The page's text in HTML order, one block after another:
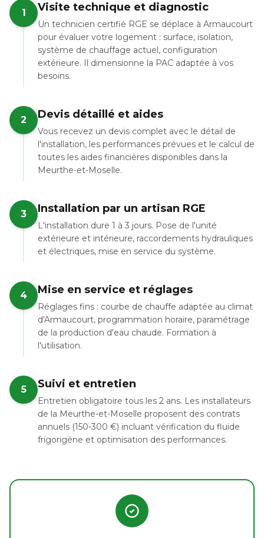
1 Visite technique et diagnostic
Un technicien certifié RGE se déplace à Armaucourt
pour évaluer votre logement : surface, isolation,
système de chauffage actuel, configuration
extérieure. Il dimensionne la PAC adaptée à vos
besoins.
2 Devis détaillé et aides
Vous recevez un devis complet avec le détail de
l'installation, les performances prévues et le calcul de
toutes les aides financières disponibles dans la
Meurthe-et-Moselle.
3 Installation par un artisan RGE
L'installation dure 1 à 3 jours. Pose de l'unité
extérieure et intérieure, raccordements hydrauliques
et électriques, mise en service du système.
4 Mise en service et réglages
Réglages fins : courbe de chauffe adaptée au climat
d'Armaucourt, programmation horaire, paramétrage
de la production d'eau chaude. Formation à
l'utilisation.
5 Suivi et entretien
Entretien obligatoire tous les 2 ans. Les installateurs
de la Meurthe-et-Moselle proposent des contrats
annuels (150-300 €) incluant vérification du fluide
frigorigène et optimisation des performances.